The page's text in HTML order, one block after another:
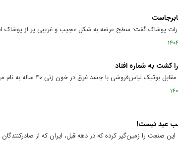
پوشاک گفت: سطح عرضه به شکل عجیب و غریبی پر از
به شماره افتاد
با جسد غرق در خون زنی ۴۰ ساله به نام مهین روبه‌رو شدند
عید نیست!
این صنعت را زمین‌گیر کرده که در دهه قبل، ایران که از